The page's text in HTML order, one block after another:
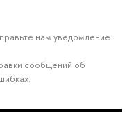
нам уведомление.
сообщений об